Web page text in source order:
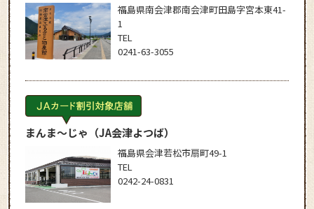
福島県南会津郡南会津町田島字宮本東41-
1
TEL
0241-63-3055
まんま～じゃ （JA会津よつば）
福島県会津若松市扇町49-1
TEL
0242-24-0831